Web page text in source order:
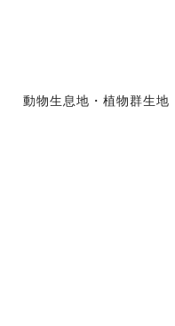
動物生息地・植物群生地